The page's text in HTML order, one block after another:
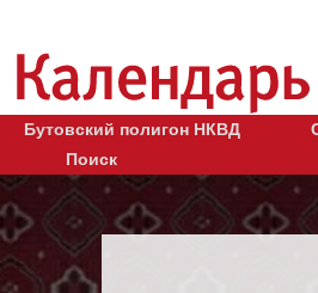
Бутовский полигон НКВД
Поиск